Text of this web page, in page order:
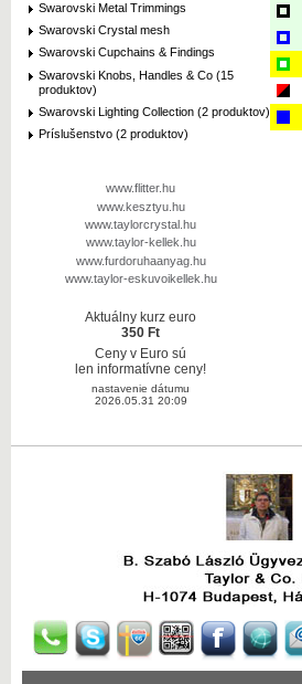
Swarovski Metal Trimmings
Swarovski Crystal mesh
Swarovski Cupchains & Findings
Swarovski Knobs, Handles & Co (15
produktov)
Swarovski Lighting Collection (2 produktov)
Príslušenstvo (2 produktov)
www.flitter.hu
www.kesztyu.hu
www.taylorcrystal.hu
www.taylor-kellek.hu
www.furdoruhaanyag.hu
www.taylor-eskuvoikellek.hu
Aktuálny kurz euro
350 Ft
Ceny v Euro sú
len informatívne ceny!
nastavenie dátumu
2026.05.31 20:09